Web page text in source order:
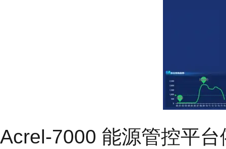
Acrel-7000 能源管控平